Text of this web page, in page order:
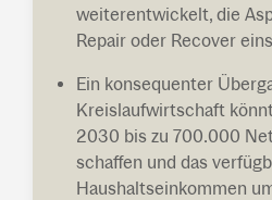
weiterentwickelt, die
Repair oder Recover
Ein konsequenter
Kreislaufwirtschaft
2030 bis zu 700.000
schaffen und das
Haushaltseinkommen